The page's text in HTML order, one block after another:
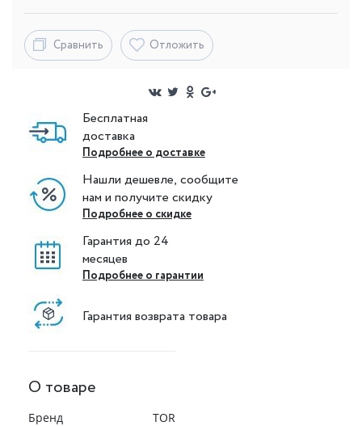
Сравнить Отложить
Бесплатная
доставка
Подробнее о доставке
Нашли дешевле, сообщите
нам и получите скидку
Подробнее о скидке
Гарантия до 24
месяцев
Подробнее о гарантии
Гарантия возврата товара
О товаре
Бренд
TOR